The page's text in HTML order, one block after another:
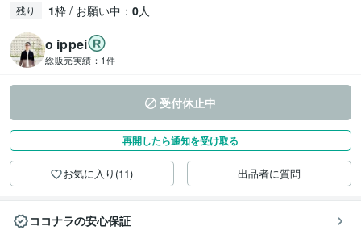
残り 1枠 / お願い中： 0人
o ippei
総販売実績： 1件
受付休止中
再開したら通知を受け取る
お気に入り(11) 出品者に質問
ココナラの安心保証